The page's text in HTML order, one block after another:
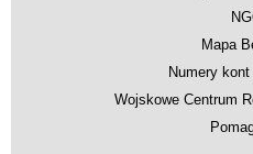
Mapa
Numery
Wojskowe Centrum